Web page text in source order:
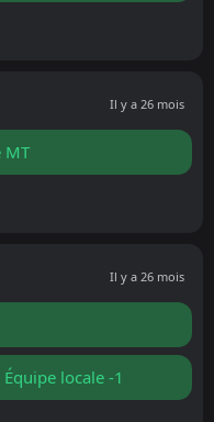
Il y a 26 mois
MT
Il y a 26 mois
locale -1